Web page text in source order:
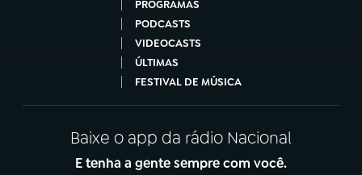
PROGRAMAS
PODCASTS
VIDEOCASTS
ÚLTIMAS
FESTIVAL DE MÚSICA
Baixe o app da rádio Nacional
E tenha a gente sempre com você.